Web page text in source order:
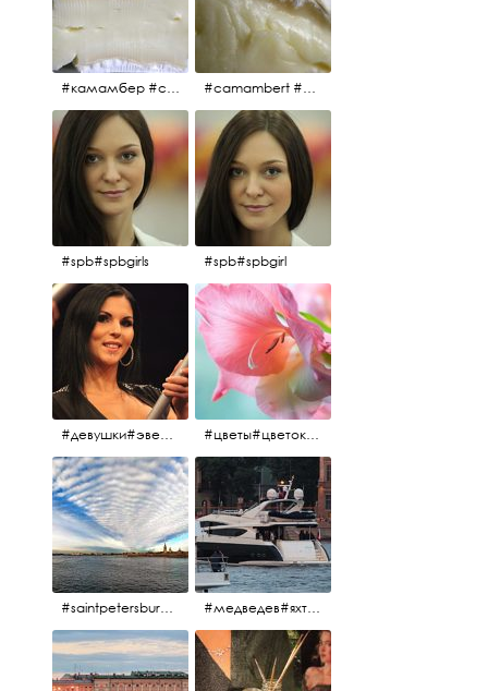
#камамбер #сыр #camambert #camambert #сыр#камамбер
#spb#spbgirls #spb#spbgirl
#девушки#эверласт#everlast#finland#southfinland#helsinki #цветы#цветок#нежность
#saintpetersburg #санктпетербург#нева#троицкиймост#питерскоеутро#петропавловскаякрепость #медведев#яхты#алыепаруса2023#белыеночи2013#санктпетербург #яхтафотиния#yacht#yachtphotinia